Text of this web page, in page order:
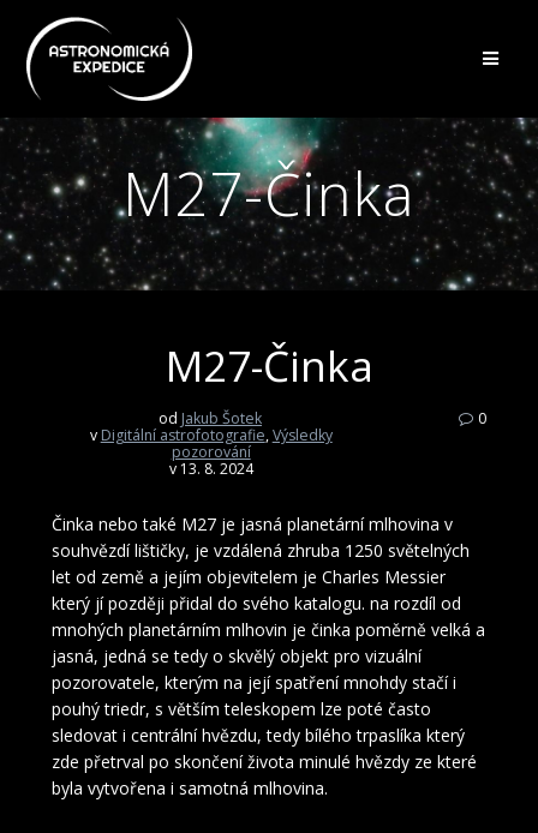
M27-Činka
M27-Činka
od Jakub Šotek
v Digitální astrofotografie,Výsledky
pozorování
v 13. 8. 2024
0
Činka nebo také M27 je jasná planetární mlhovina v
souhvězdí lištičky, je vzdálená zhruba 1250 světelných
let od země a jejím objevitelem je Charles Messier
který jí později přidal do svého katalogu. na rozdíl od
mnohých planetárním mlhovin je činka poměrně velká a
jasná, jedná se tedy o skvělý objekt pro vizuální
pozorovatele, kterým na její spatření mnohdy stačí i
pouhý triedr, s větším teleskopem lze poté často
sledovat i centrální hvězdu, tedy bílého trpaslíka který
zde přetrval po skončení života minulé hvězdy ze které
byla vytvořena i samotná mlhovina.